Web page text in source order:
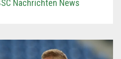
Nachrichten News